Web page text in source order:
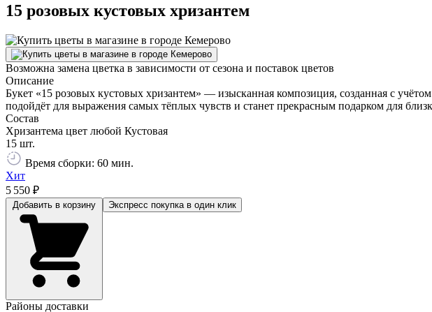
15 розовых кустовых хризантем
Возможна замена цветка в зависимости от сезона и поставок цветов
Описание
Букет «15 розовых кустовых хризантем» — изысканная композиция, созданная с
подойдёт для выражения самых тёплых чувств и станет прекрасным подарком для
Состав
Хризантема цвет любой Кустовая
15 шт.
Время сборки: 60 мин.
Хит
5 550 ₽
Экспресс покупка в один клик
Районы доставки